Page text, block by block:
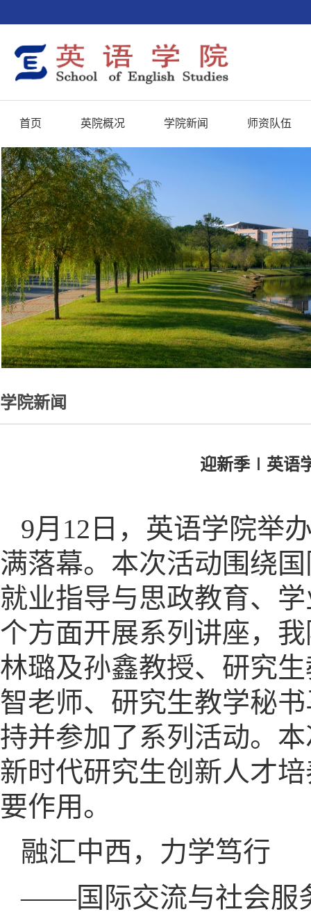
首页 英院概况 学院新闻 师资队伍
学院新闻
迎新季∣英语
9月12日，英语学院举
满落幕。本次活动围绕
就业指导与思政教育、
个方面开展系列讲座，
林璐及孙鑫教授、研究
智老师、研究生教学秘
持并参加了系列活动。
新时代研究生创新人才
要作用。
融汇中西，力学笃行
——国际交流与社会服